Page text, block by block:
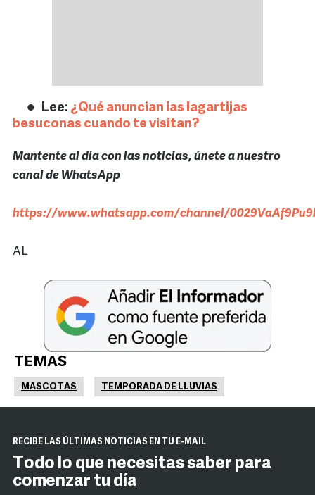
Lee: ¿Qué anuncian las lagartijas
besuconas cuando te visitan?
Mantente al día con las noticias, únete a nuestro
canal de WhatsApp
https://www.whatsapp.com/channel/
AL
TEMAS
MASCOTAS TEMPORADA DE LLUVIAS
RECIBE LAS ÚLTIMAS NOTICIAS EN TU E-MAIL
Todo lo que necesitas saber para
comenzar tu día